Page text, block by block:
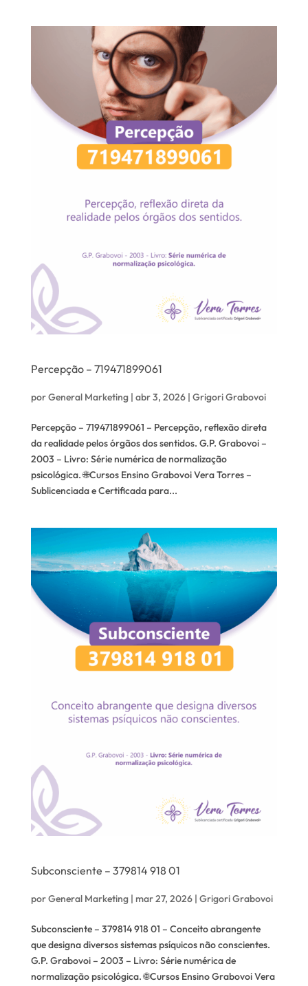
Percepção – 719471899061
porGeneral Marketing| abr 3, 2026| Grigori Grabovoi
Percepção – 719471899061 – Percepção, reflexão direta
da realidade pelos órgãos dos sentidos. G.P. Grabovoi –
2003 – Livro: Série numérica de normalização
psicológica. 🌐Cursos Ensino Grabovoi Vera Torres –
Sublicenciada e Certificada para...
Subconsciente – 379814 918 01
porGeneral Marketing| mar 27, 2026| Grigori Grabovoi
Subconsciente – 379814 918 01 – Conceito abrangente
que designa diversos sistemas psíquicos não conscientes.
G.P. Grabovoi – 2003 – Livro: Série numérica de
normalização psicológica. 🌐Cursos Ensino Grabovoi Vera